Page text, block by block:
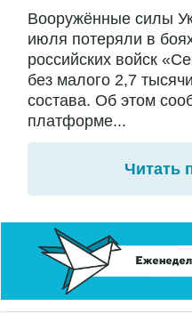
Вооружённые силы
июля потеряли в
российских войск
без малого 2,7
состава. Об этом
платформе...
Читать